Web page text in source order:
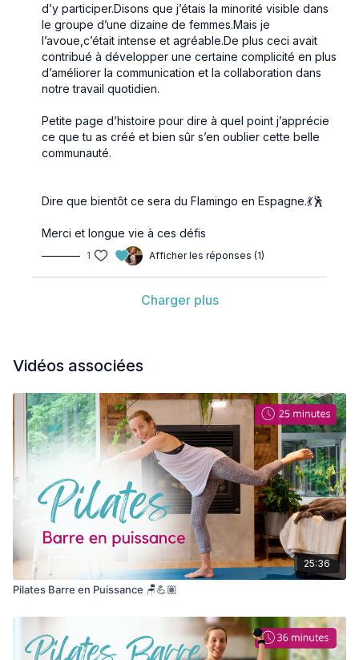
d’y participer.Disons que j’étais la minorité visible dans
le groupe d’une dizaine de femmes.Mais je
l’avoue,c’était intense et agréable.De plus ceci avait
contribué à développer une certaine complicité en plus
d’améliorer la communication et la collaboration dans
notre travail quotidien.
Petite page d’histoire pour dire à quel point j’apprécie
ce que tu as créé et bien sûr s’en oublier cette belle
communauté.
Dire que bientôt ce sera du Flamingo en Espagne.💃🕺
Merci et longue vie à ces défis
1 Afficher les réponses (1)
Charger plus
Vidéos associées
25:36
Pilates Barre en Puissance 🪑💪🏽